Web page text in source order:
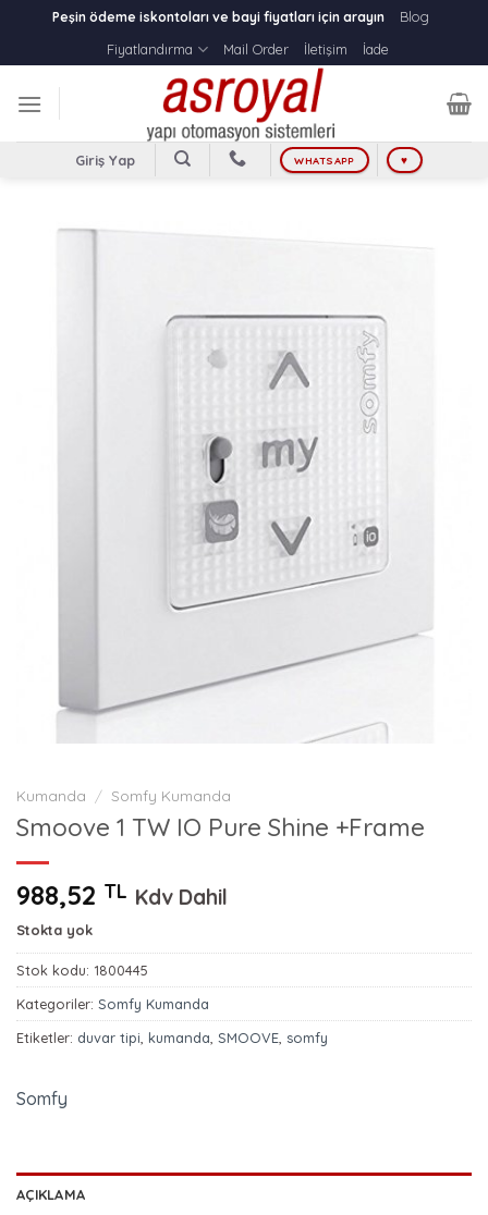
content
Peşin ödeme iskontoları ve bayi fiyatları için arayın
Blog
Fiyatlandırma
Mail Order İletişim İade
Giriş Yap WHATSAPP ♥
Kumanda / Somfy Kumanda
Smoove 1 TW IO Pure Shine +Frame
988,52 TL Kdv Dahil
Stokta yok
Stok kodu: 1800445
Kategoriler: Somfy Kumanda
Etiketler: duvar tipi kumanda SMOOVE somfy
Somfy
AÇIKLAMA